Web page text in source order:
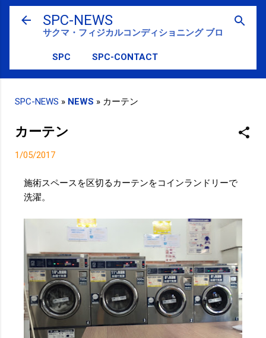
スキップしてメイン コンテンツに移動
SPC-NEWS
サクマ・フィジカルコンディショニング ブログ
SPC SPC-CONTACT
SPC-NEWS » NEWS » カーテン
カーテン
1/05/2017
施術スペースを区切るカーテンをコインランドリーで
洗濯。